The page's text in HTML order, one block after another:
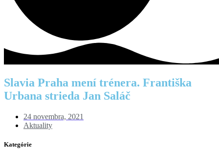
Slavia Praha mení trénera. Františka
Urbana strieda Jan Saláč
24 novembra, 2021
Aktuality
Kategórie